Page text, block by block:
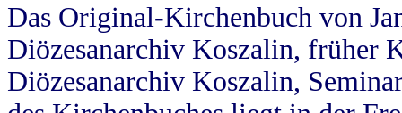
Das Original-Kirchenbuch von
Diözesanarchiv Koszalin, früher
Diözesanarchiv Koszalin,